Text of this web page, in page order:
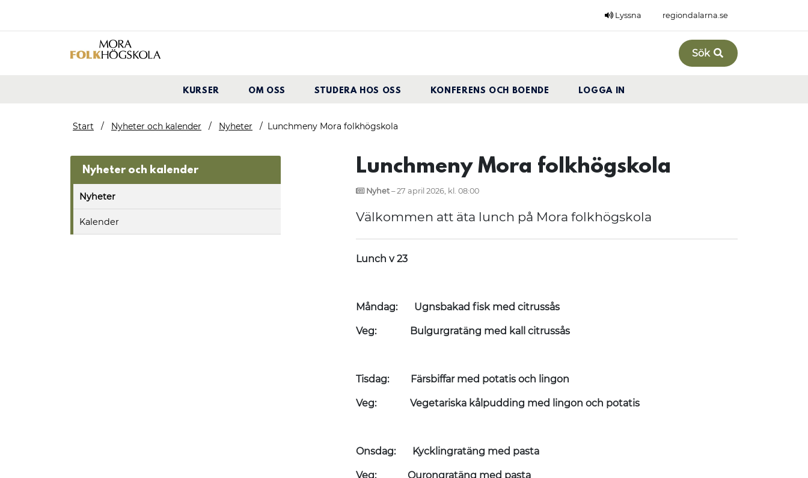
Lyssna regiondalarna.se
Sök
KURSER OM OSS STUDERA HOS OSS KONFERENS OCH BOENDE LOGGA IN
Start Nyheter och kalender Nyheter Lunchmeny Mora folkhögskola
Nyheter och kalender
Nyheter
Kalender
Lunchmeny Mora folkhögskola
Nyhet – 27 april 2026, kl. 08:00
Välkommen att äta lunch på Mora folkhögskola
Lunch v 23
Måndag: Ugnsbakad fisk med citrussås
Veg: Bulgurgratäng med kall citrussås
Tisdag: Färsbiffar med potatis och lingon
Veg: Vegetariska kålpudding med lingon och potatis
Onsdag: Kycklingratäng med pasta
Veg: Qurongratäng med pasta